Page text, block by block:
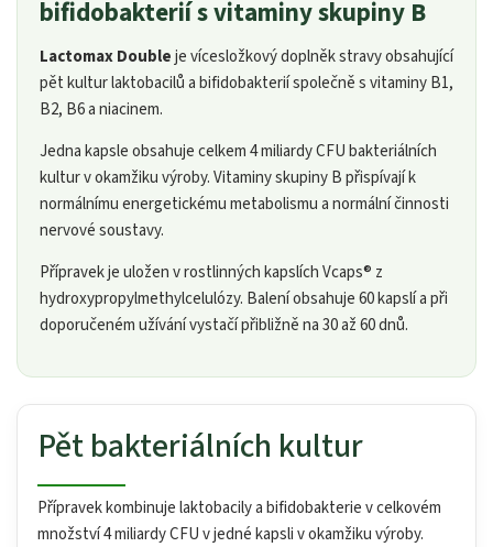
bifidobakterií s vitaminy skupiny B
Lactomax Doubleje vícesložkový doplněk stravy obsahující
pět kultur laktobacilů a bifidobakterií společně s vitaminy B1,
B2, B6 a niacinem.
Jedna kapsle obsahuje celkem 4 miliardy CFU bakteriálních
kultur v okamžiku výroby. Vitaminy skupiny B přispívají k
normálnímu energetickému metabolismu a normální činnosti
nervové soustavy.
Přípravek je uložen v rostlinných kapslích Vcaps® z
hydroxypropylmethylcelulózy. Balení obsahuje 60 kapslí a při
doporučeném užívání vystačí přibližně na 30 až 60 dnů.
Pět bakteriálních kultur
Přípravek kombinuje laktobacily a bifidobakterie v celkovém
množství 4 miliardy CFU v jedné kapsli v okamžiku výroby.